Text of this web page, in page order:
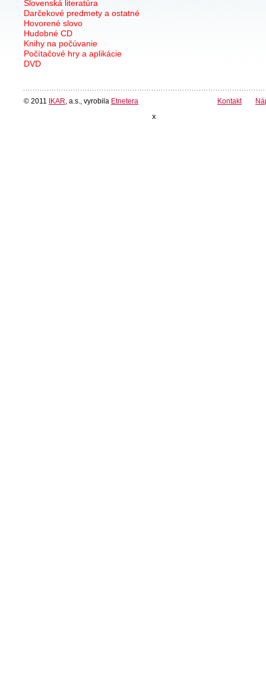
Slovenská literatúra
Darčekové predmety a ostatné
Hovorené slovo
Hudobné CD
Knihy na počúvanie
Počítačové hry a aplikácie
DVD
© 2011 IKAR , a.s., vyrobila Etnetera Kontakt
x